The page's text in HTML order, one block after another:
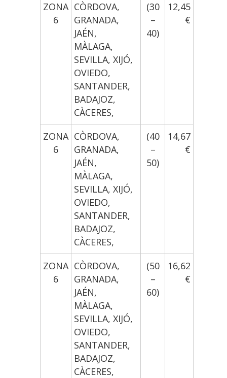
ZONA
6
CÒRDOVA,
GRANADA,
JAÉN,
MÀLAGA,
SEVILLA, XIJÓ,
OVIEDO,
SANTANDER,
BADAJOZ,
CÀCERES,
(30
–
40)
12,45
€
ZONA
6
CÒRDOVA,
GRANADA,
JAÉN,
MÀLAGA,
SEVILLA, XIJÓ,
OVIEDO,
SANTANDER,
BADAJOZ,
CÀCERES,
(40
–
50)
14,67
€
ZONA
6
CÒRDOVA,
GRANADA,
JAÉN,
MÀLAGA,
SEVILLA, XIJÓ,
OVIEDO,
SANTANDER,
BADAJOZ,
CÀCERES,
(50
–
60)
16,62
€